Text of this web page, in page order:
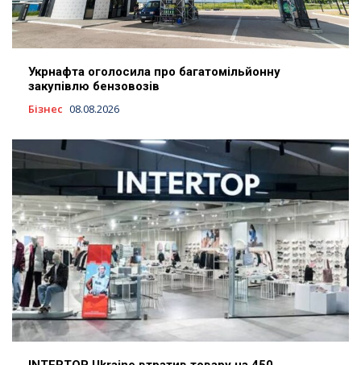
Укрнафта оголосила про багатомільйонну
закупівлю бензовозів
Бізнес 08.08.2026